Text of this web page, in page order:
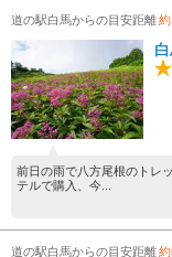
道の駅白馬からの目安距離
前日の雨で八方尾根のトレ
テルで購入、今...
道の駅白馬からの目安距離